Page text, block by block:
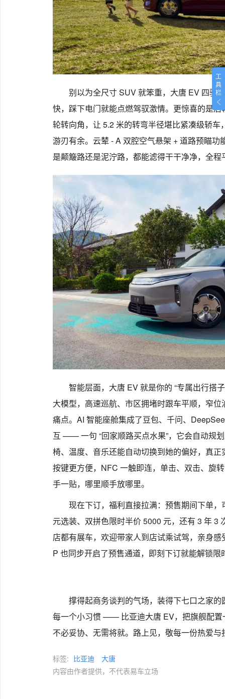
工
具
栏
别以为全尺寸 SUV 就笨重，大唐 EV 四驱
快，踩下电门就能点燃驾驭激情。更惊喜的是后
轮转向角，让 5.2 米的转弯半径堪比紧凑级轿
游刃有余。云辇 - A 双腔空气悬架 + 道路预瞄
是颠簸路还是泥泞路，都能滤得干干净净，全程
智能层面，大唐 EV 就是你的 “专属出行搭
大模型，高速巡航、市区拥堵时跟车平顺，窄
痛点。AI 智能座舱集成了豆包、千问、
互 —— 一句 “回家顺路买点水果”，它会自动规
椅、温度、音乐还能自动切换到她的偏好，真正
按键更方便，NFC 一触即连，单击、双击、旋
手一贴，哪里顺手放哪里。
现在下订，福利直接拉满：预售期间下单
元选装、双拼色限时半价 5000 元，还有 3 年 3
店都有展车，欢迎带家人到店试乘试驾，亲身感
P 也同步开启了预售通道，即刻下订就能解锁限
撑得起商务谈判的气场，装得下七口之家
每一个小习惯 —— 比亚迪大唐 EV，把旗舰配置
不必妥协、无需将就。路上见，敬每一份热爱与
标签: 比亚迪
大唐
内容由作者提供，不代表易车立场